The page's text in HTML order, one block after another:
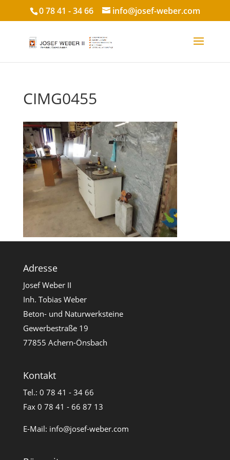
0 78 41 - 34 66 info@josef-weber.com
CIMG0455
Adresse
Josef Weber II
Inh. Tobias Weber
Beton- und Naturwerksteine
Gewerbestraße 19
77855 Achern-Önsbach
Kontakt
Tel.: 0 78 41 - 34 66
Fax 0 78 41 - 66 87 13
E-Mail: info@josef-weber.com